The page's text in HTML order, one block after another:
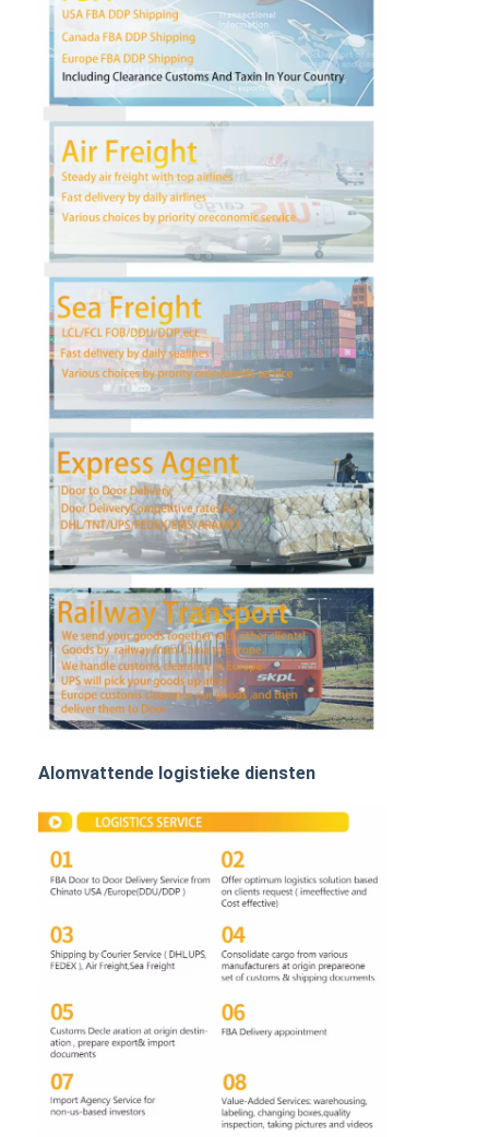
Thuis
Producten
Over ons
Fabrieksreis
Kwaliteitscontrole
Contacteer ons
Praatje Nu
Internationale Voorwaartse Vracht
Voorwaartse luchtvracht
zeevracht
DDP-verzending uit China
druk het verschepen uit
SPOORvracht
Vervoer naar Amazone
Alomvattende logistieke diensten